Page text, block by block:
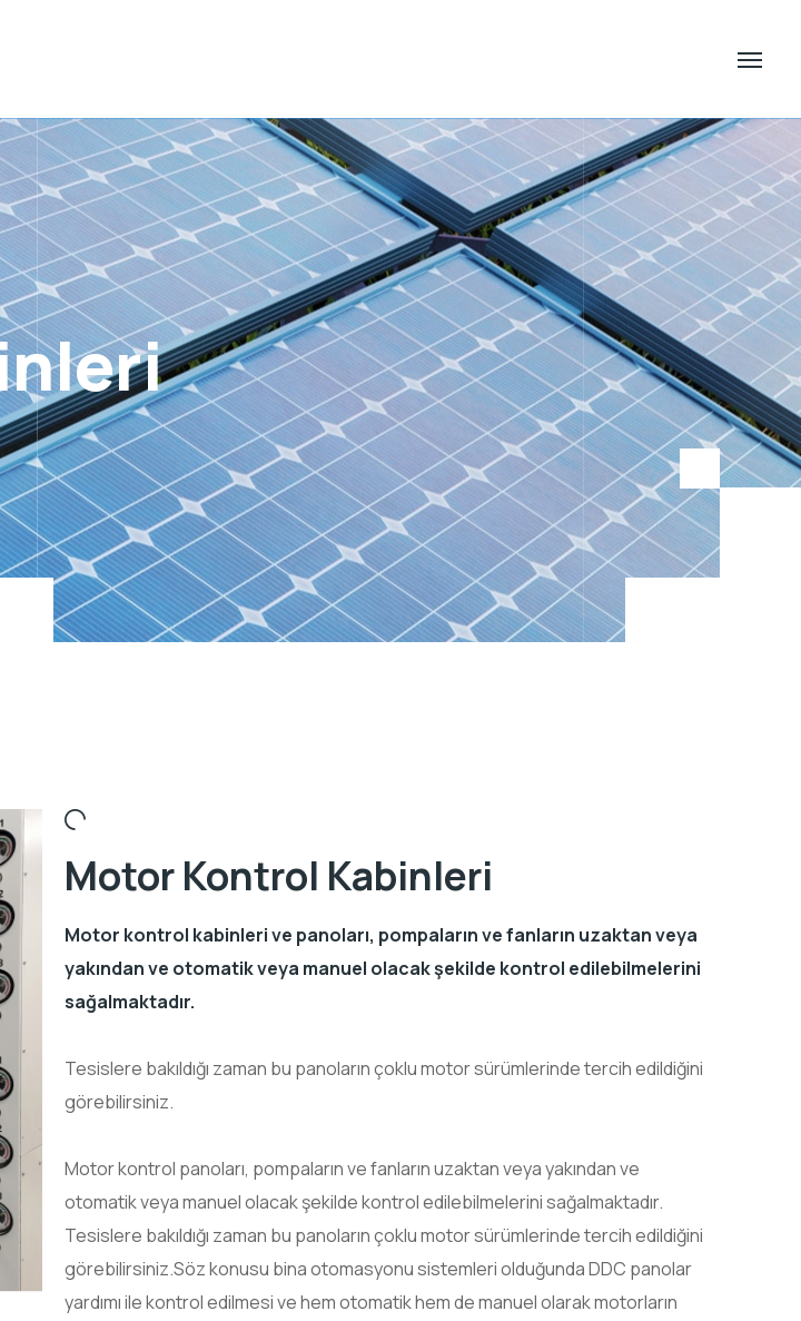
Motor Kontrol Kabinleri
Motor kontrol kabinleri ve panoları, pompaların ve fanların uzaktan veya
yakından ve otomatik veya manuel olacak şekilde kontrol edilebilmelerini
sağalmaktadır.
Tesislere bakıldığı zaman bu panoların çoklu motor sürümlerinde tercih edildiğini
görebilirsiniz.
Motor kontrol panoları, pompaların ve fanların uzaktan veya yakından ve
otomatik veya manuel olacak şekilde kontrol edilebilmelerini sağalmaktadır.
Tesislere bakıldığı zaman bu panoların çoklu motor sürümlerinde tercih edildiğini
görebilirsiniz.Söz konusu bina otomasyonu sistemleri olduğunda DDC panolar
yardımı ile kontrol edilmesi ve hem otomatik hem de manuel olarak motorların